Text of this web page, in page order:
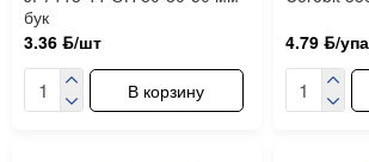
бук
3.36 ƃ/шт
В корзину
4.79 ƃ/